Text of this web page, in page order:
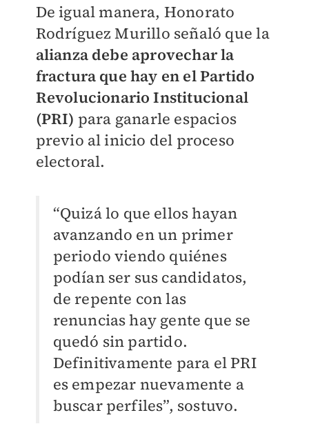
De igual manera, Honorato
Rodríguez Murillo señaló que la
alianza debe aprovechar la
fractura que hay en el Partido
Revolucionario Institucional
(PRI) para ganarle espacios
previo al inicio del proceso
electoral.
“Quizá lo que ellos hayan
avanzando en un primer
periodo viendo quiénes
podían ser sus candidatos,
de repente con las
renuncias hay gente que se
quedó sin partido.
Definitivamente para el PRI
es empezar nuevamente a
buscar perfiles”, sostuvo.